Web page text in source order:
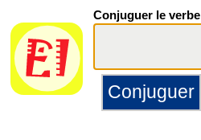
Conjuguer le verbe